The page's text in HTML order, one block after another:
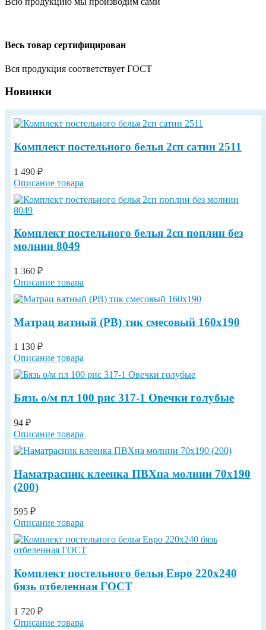
Весь товар сертифицирован
Вся продукция соответствует ГОСТ
Новинки
Комплект постельного белья 2сп сатин 2511
1 490 ₽
Описание товара
Комплект постельного белья 2сп поплин без
молнии 8049
1 360 ₽
Описание товара
Матрац ватный (РВ) тик смесовый 160х190
1 130 ₽
Описание товара
Бязь о/м пл 100 рис 317-1 Овечки голубые
94 ₽
Описание товара
Наматрасник клеенка ПВХна молнии 70х190
(200)
595 ₽
Описание товара
Комплект постельного белья Евро 220х240
бязь отбеленная ГОСТ
1 720 ₽
Описание товара